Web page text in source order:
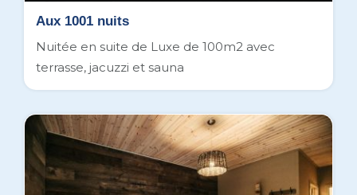
Aux 1001 nuits
Nuitée en suite de Luxe de 100m2 avec
terrasse, jacuzzi et sauna